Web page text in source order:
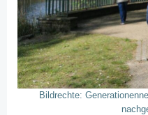
Bildrechte: